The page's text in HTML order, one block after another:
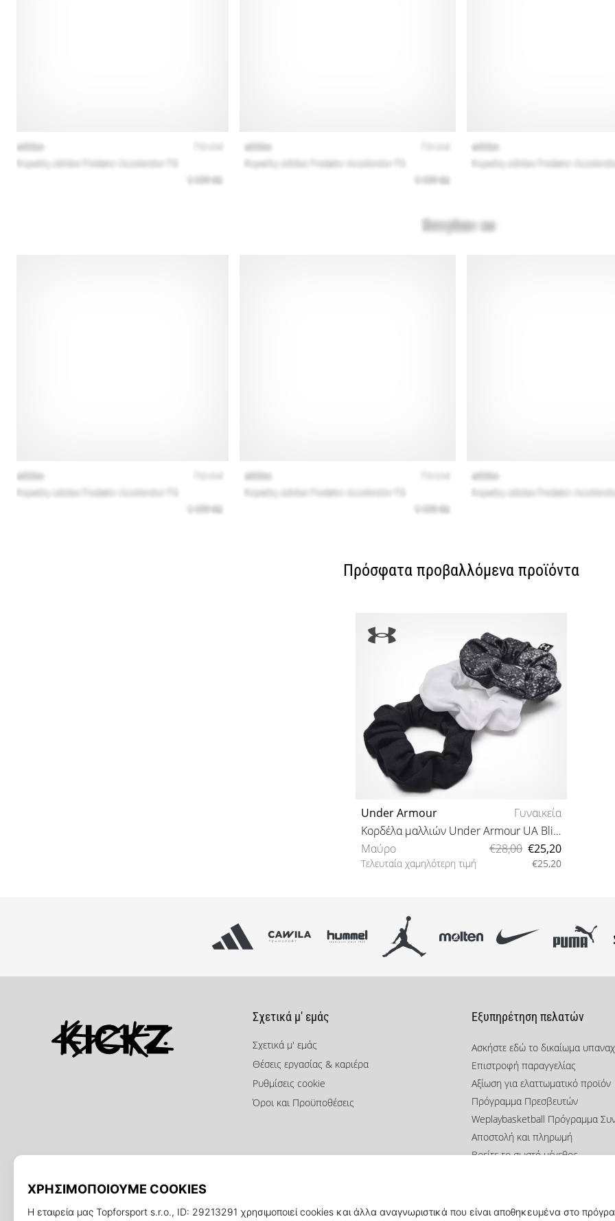
Πρόσφατα προβαλλόμενα προϊόντα
Under Armour
Γυναικεία
Κορδέλα μαλλιών Under Armour UA Blitzing Scrunchie 3PK-BLK
Μαύρο
€28,00 €25,20
Τελευταία χαμηλότερη τιμή €25,20
Σχετικά μ' εμάς
Σχετικά μ' εμάς
Θέσεις εργασίας & καριέρα
Ρυθμίσεις cookie
Όροι και Προϋποθέσεις
Εξυπηρέτηση πελατών
Ασκήστε εδώ το δικαίωμα
Επιστροφή παραγγελίας
Αξίωση για ελαττωματικό προϊόν
Πρόγραμμα Πρεσβευτών
Weplaybasketball Πρόγραμμα
Αποστολή και πληρωμή
Βρείτε το σωστό μέγεθος
Πολιτική απορρήτου